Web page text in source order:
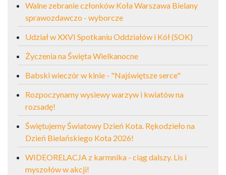
Walne zebranie członków Koła Warszawa Bielany
sprawozdawczo - wyborcze
Udział w XXVI Spotkaniu Oddziałów i Kół (SOK)
Życzenia na Święta Wielkanocne
Babski wieczór w kinie - "Najświętsze serce"
Rozpoczynamy wysiewy warzyw i kwiatów na
rozsadę!
Świętujemy Światowy Dzień Kota. Rękodzieło na
Dzień Bielańskiego Kota 2026!
WIDEORELACJA z karmnika - ciąg dalszy. Lis i
myszołów w akcji!